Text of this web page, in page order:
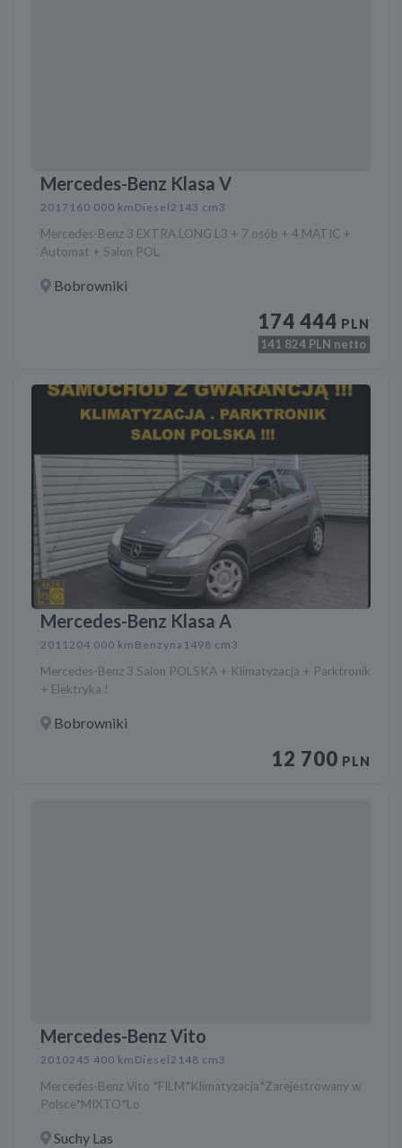
Mercedes-Benz Klasa V
2017 160 000 km Diesel2143 cm3
Mercedes-Benz 3 EXTRA LONG L3 + 7 osób + 4 MATIC +
Automat + Salon POL
Bobrowniki
174 444 PLN
141 824 PLN netto
Mercedes-Benz Klasa A
2011204 000 km Benzyna 1498 cm3
Mercedes-Benz 3 Salon POLSKA + Klimatyzacja + Parktronik
+ Elektryka !
Bobrowniki
12 700 PLN
Mercedes-Benz Vito
2010245 400 km Diesel2148 cm3
Mercedes-Benz Vito *FILM*Klimatyzacja*Zarejestrowany w
Polsce*MIXTO*Lo
Suchy Las